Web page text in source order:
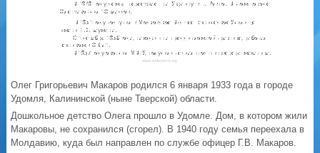
Олег Григорьевич Макаров родился 6 января 1933 года в городе
Удомля, Калининской (ныне Тверской) области.
Дошкольное детство Олега прошло в Удомле. Дом, в котором жили
Макаровы, не сохранился (сгорел). В 1940 году семья переехала в
Молдавию, куда был направлен по службе офицер Г.В. Макаров.